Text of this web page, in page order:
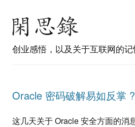
创业感悟，以及关于互联网的
Oracle 密码破解易如反掌 ?
这几天关于 Oracle 安全方面的消